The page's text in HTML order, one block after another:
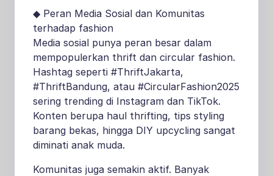
◆ Peran Media Sosial dan Komunitas
terhadap fashion
Media sosial punya peran besar dalam
mempopulerkan thrift dan circular fashion.
Hashtag seperti #ThriftJakarta,
#ThriftBandung, atau #CircularFashion2025
sering trending di Instagram dan TikTok.
Konten berupa haul thrifting, tips styling
barang bekas, hingga DIY upcycling sangat
diminati anak muda.
Komunitas juga semakin aktif. Banyak